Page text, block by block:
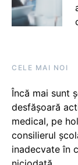
CELE MAI NOI
Încă mai sunt
desfășoară
medical, pe
consilierul
inadecvate în